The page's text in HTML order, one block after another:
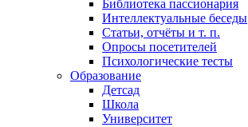
Библиотека пассионария
Интеллектуальные беседы
Статьи, отчёты и т. п.
Опросы посетителей
Психологические тесты
Образование
Детсад
Школа
Университет